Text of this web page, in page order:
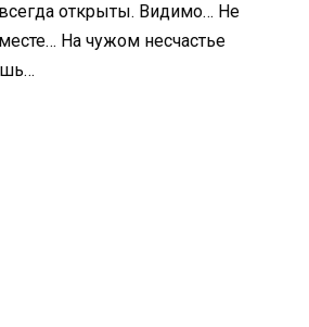
открыты. Видимо… Не
На чужом несчастье